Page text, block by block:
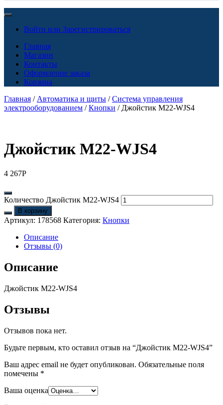
Войти или Зарегистрироваться
Главная
Магазин
Контакты
Оформление заказа
Корзина
Главная / Автоматика и щиты /Система управления
электрооборудованием /Кнопки / Джойстик M22-WJS4
Джойстик M22-WJS4
4 267Р
Количество Джойстик M22-WJS4
В корзину
Артикул: 178568 Категория: Кнопки
Описание
Отзывы (0)
Описание
Джойстик M22-WJS4
Отзывы
Отзывов пока нет.
Будьте первым, кто оставил отзыв на “Джойстик M22-WJS4”
Ваш адрес email не будет опубликован. Обязательные поля
помечены *
Ваша оценка